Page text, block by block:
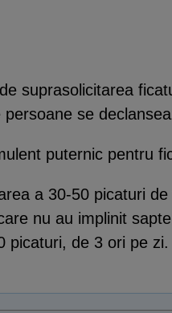
suprasolicitarea
se
puternic pentru
a 30-50 picaturi
nu au implinit
picaturi, de 3 ori pe zi.